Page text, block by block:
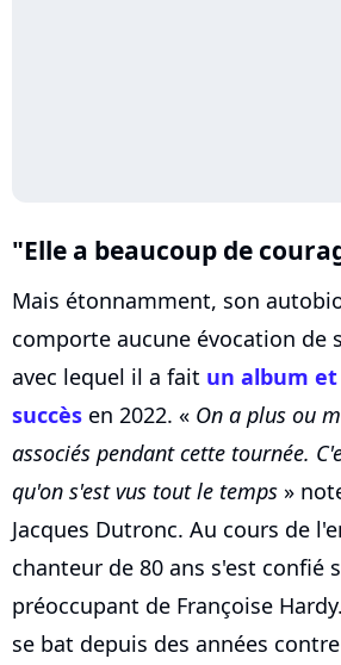
"Elle a beaucoup de
Mais étonnamment, son
comporte aucune évocation de
avec lequel il a fait un album
succès en 2022. « On a plus ou
associés pendant cette tournée.
qu'on s'est vus tout le temps »
Jacques Dutronc. Au cours de
chanteur de 80 ans s'est confié
préoccupant de Françoise
se bat depuis des années contre